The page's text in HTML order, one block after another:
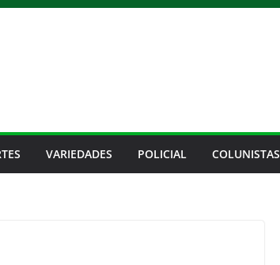
VARIEDADES POLICIAL COLUNISTAS